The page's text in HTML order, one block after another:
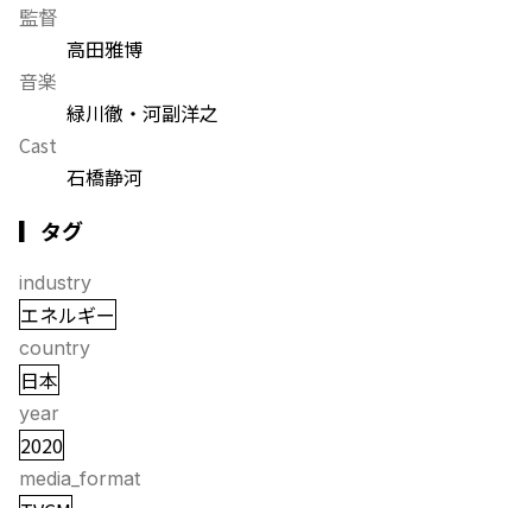
監督
高田雅博
音楽
緑川徹・河副洋之
Cast
石橋静河
▎タグ
industry
エネルギー
country
日本
year
2020
media_format